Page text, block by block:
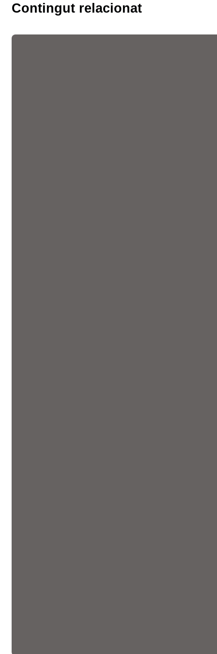
Contingut relacionat